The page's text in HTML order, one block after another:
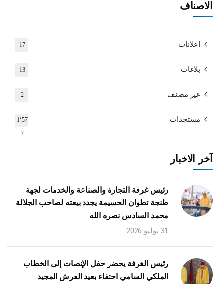
الاصناف
اعلانات 17
بلاغات 13
غير مصنف 2
مستجدات
1٬57
7
آخر الاخبار
رئيس غرفة التجارة والصناعة والخدمات لجهة
طنجة تطوان الحسيمة يجدد بيعته لصاحب الجلالة
محمد السادس نصره الله
31 يوليو 2026
رئيس الغرفة يحضر حفل الإنصات إلى الخطاب
الملكي السامي احتفاء بعيد العرش المجيد